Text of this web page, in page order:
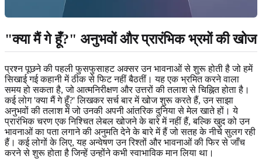
"क्या मैं गे हूँ?" अनुभवों और प्रारंभिक भ्रमों की खोज
प्रश्न पूछने की पहली फुसफुसाहट अक्सर उन भावनाओं से शुरू होती है जो हमें
सिखाई गई कहानी में ठीक से फिट नहीं बैठतीं। यह एक भ्रमित करने वाला
समय हो सकता है, जो आत्मनिरीक्षण और उत्तरों की तलाश से चिह्नित होता है।
कई लोग 'क्या मैं गे हूँ?' लिखकर सर्च बार में खोज शुरू करते हैं, उन साझा
अनुभवों की तलाश में जो उनकी अपनी आंतरिक दुनिया से मेल खाते हों। ये
प्रारंभिक चरण एक निश्चित लेबल खोजने के बारे में नहीं हैं, बल्कि खुद को उन
भावनाओं का पता लगाने की अनुमति देने के बारे में हैं जो सतह के नीचे सुलग रही
हैं। कई लोगों के लिए, यह अन्वेषण उन रिश्तों और भावनाओं की फिर से जाँच
करने से शुरू होता है जिन्हें उन्होंने कभी स्वाभाविक मान लिया था।